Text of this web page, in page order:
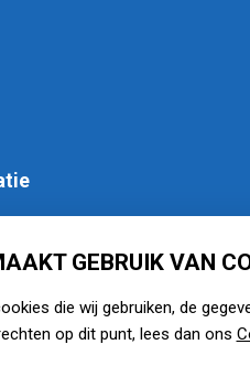
GEBRUIK VAN
die wij gebruiken, de
op dit punt, lees dan ons
voorwaarden